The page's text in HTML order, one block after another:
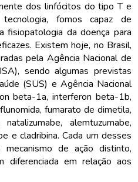
dos linfócitos do tipo T e
fomos capaz de
fisiopatologia da doença para
Existem hoje, no Brasil,
pela Agência Nacional de
sendo algumas previstas
(SUS) e Agência Nacional
beta-1a, interferon beta-1b,
fumarato de dimetila,
alemtuzumabe,
e cladribina. Cada um desses
mecanismo de ação distinto,
diferenciada em relação aos